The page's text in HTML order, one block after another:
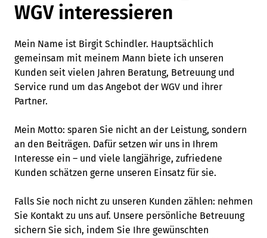
WGV interessieren
Mein Name ist Birgit Schindler. Hauptsächlich
gemeinsam mit meinem Mann biete ich unseren
Kunden seit vielen Jahren Beratung, Betreuung und
Service rund um das Angebot der WGV und ihrer
Partner.
Mein Motto: sparen Sie nicht an der Leistung, sondern
an den Beiträgen. Dafür setzen wir uns in Ihrem
Interesse ein – und viele langjährige, zufriedene
Kunden schätzen gerne unseren Einsatz für sie.
Falls Sie noch nicht zu unseren Kunden zählen: nehmen
Sie Kontakt zu uns auf. Unsere persönliche Betreuung
sichern Sie sich, indem Sie Ihre gewünschten